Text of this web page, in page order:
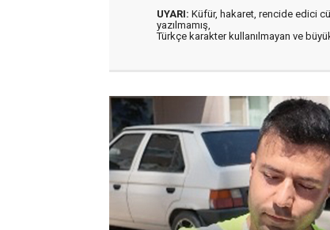
UYARI: Küfür, hakaret, rencide edici
yazılmamış,
Türkçe karakter kullanılmayan ve